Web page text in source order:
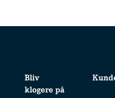
Bliv
klogere på